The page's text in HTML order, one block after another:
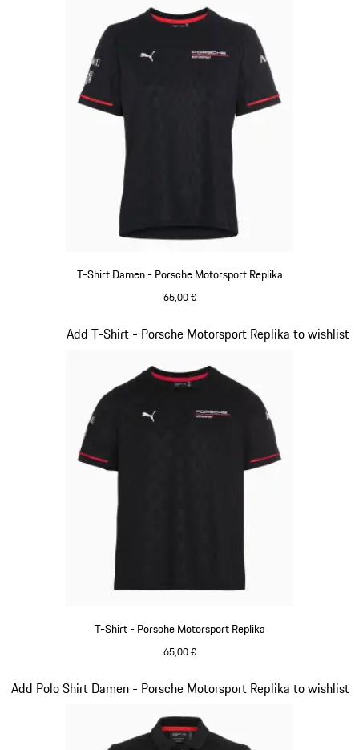
T-Shirt Damen - Porsche Motorsport Replika
65,00 €
T-Shirt - Porsche Motorsport Replika
65,00 €
Add T-Shirt - Porsche Motorsport Replika to wishlist
Slide 8 von 20
Add Polo Shirt Damen - Porsche Motorsport Replika to wishlist
Slide 9 von 20